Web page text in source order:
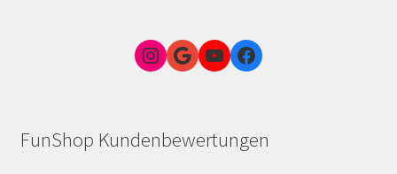
Instagram
Google Link zum FunShop WienYouTubeFacebook
FunShop Kundenbewertungen